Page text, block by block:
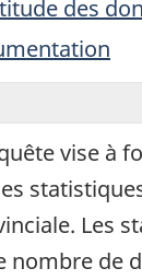
des
vise à
Les
nombre de